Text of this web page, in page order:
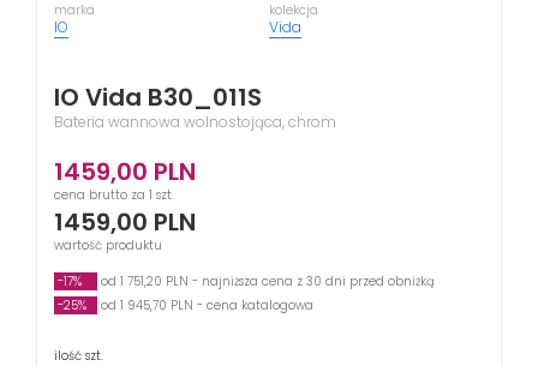
marka
IO
kolekcja
Vida
IO Vida B30_011S
Bateria wannowa wolnostojąca, chrom
1459,00 PLN
cena brutto za 1 szt.
1459,00 PLN
wartość produktu
-17%
od 1 751,20 PLN - najniższa cena z 30 dni przed obniżką
-25%
od 1 945,70 PLN - cena katalogowa
ilość szt.